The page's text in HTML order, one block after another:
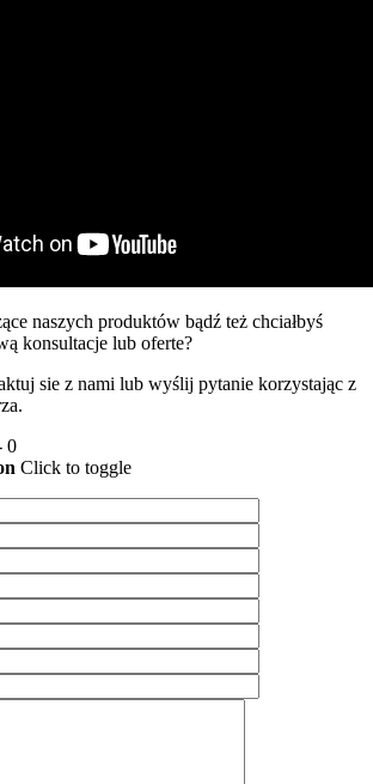
naszych produktów bądź też chciałbyś
konsultacje lub oferte?
sie z nami lub wyślij pytanie korzystając z
0
Click to toggle